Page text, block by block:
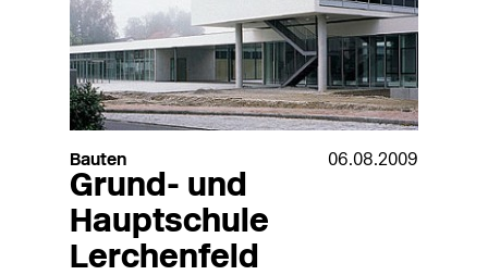
Bauten 06.08.2009
Grund- und
Hauptschule
Lerchenfeld